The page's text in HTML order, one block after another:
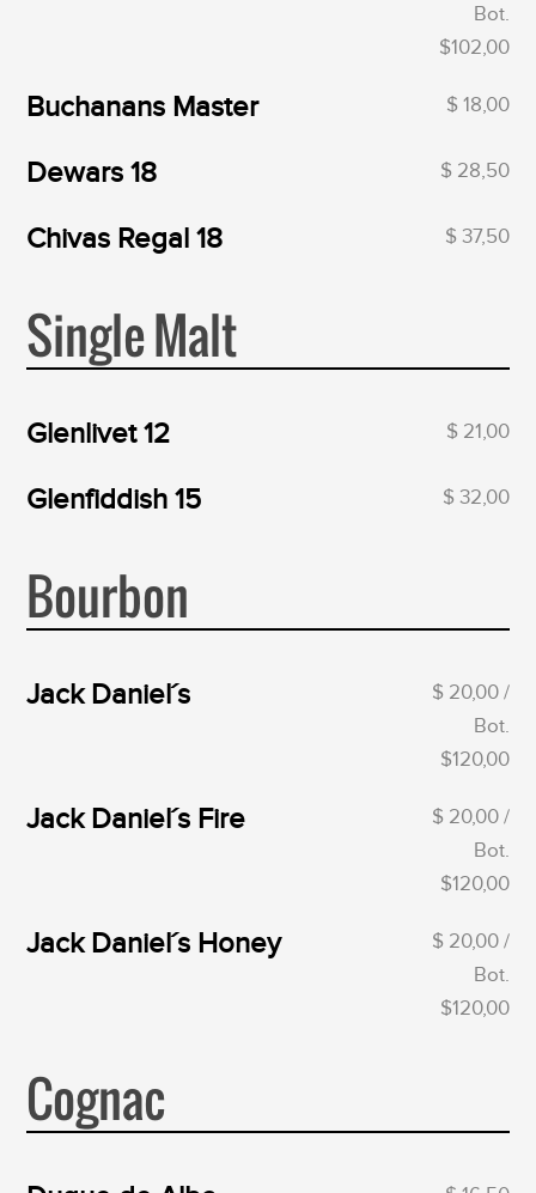
Bot.
$102,00
Buchanans Master $ 18,00
Dewars 18 $ 28,50
Chivas Regal 18 $ 37,50
Single Malt
Glenlivet 12 $ 21,00
Glenfiddish 15 $ 32,00
Bourbon
Jack Daniel´s
$ 20,00 /
Bot.
$120,00
Jack Daniel´s Fire
$ 20,00 /
Bot.
$120,00
Jack Daniel´s Honey
$ 20,00 /
Bot.
$120,00
Cognac